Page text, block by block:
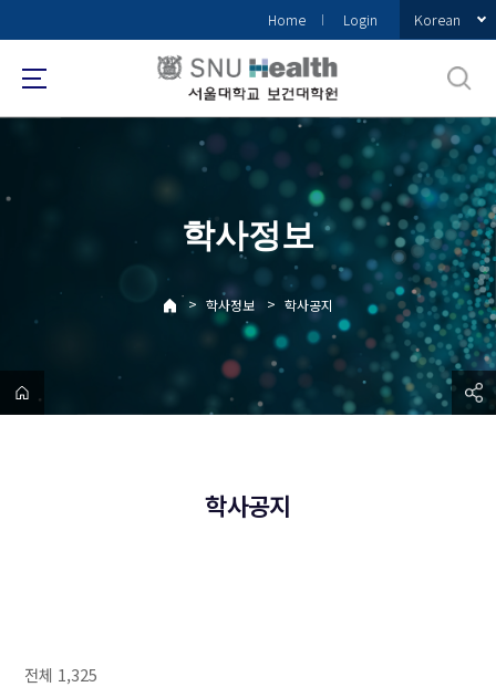
로
메
Home Login Korean
학사정보
> 학사정보 > 학사공지
학사공지
전체 1,325